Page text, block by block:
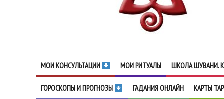
МОИ КОНСУЛЬТАЦИИ МОИ РИТУАЛЫ ШКОЛА ШУВАНИ.
ГОРОСКОПЫ И ПРОГНОЗЫ ГАДАНИЯ ОНЛАЙН КАРТЫ